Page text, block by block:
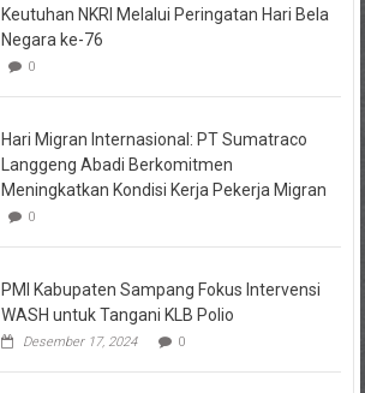
Keutuhan NKRI Melalui Peringatan Hari Bela
Negara ke-76
0
Hari Migran Internasional: PT Sumatraco
Langgeng Abadi Berkomitmen
Meningkatkan Kondisi Kerja Pekerja Migran
0
PMI Kabupaten Sampang Fokus Intervensi
WASH untuk Tangani KLB Polio
Desember 17, 2024 0